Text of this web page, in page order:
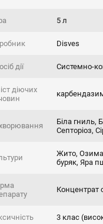
5 л
Disves
дії Системно-
діючих
Біла гниль,
Септоріоз,
Жито,
буряк, Яра
Концентрат
3 клас